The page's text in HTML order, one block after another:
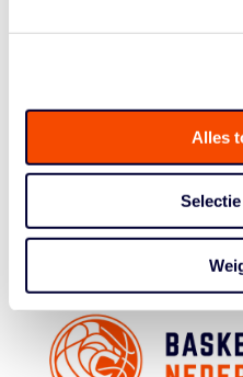
Alles
spannende te worden: de
aan elkaar gewaagd
2000 kaarten verkocht
hoe dan ook een enorm
Nederland –
Dinsdag 18
Topsportcentrum
Koop hier je